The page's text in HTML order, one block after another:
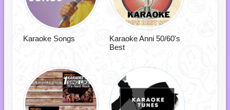
Karaoke Songs
Karaoke Anni 50/60's
Best